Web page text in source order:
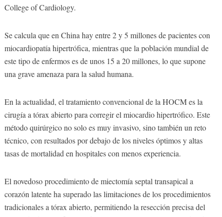
College of Cardiology.
Se calcula que en China hay entre 2 y 5 millones de pacientes con
miocardiopatía hipertrófica, mientras que la población mundial de
este tipo de enfermos es de unos 15 a 20 millones, lo que supone
una grave amenaza para la salud humana.
En la actualidad, el tratamiento convencional de la HOCM es la
cirugía a tórax abierto para corregir el miocardio hipertrófico. Este
método quirúrgico no solo es muy invasivo, sino también un reto
técnico, con resultados por debajo de los niveles óptimos y altas
tasas de mortalidad en hospitales con menos experiencia.
El novedoso procedimiento de miectomía septal transapical a
corazón latente ha superado las limitaciones de los procedimientos
tradicionales a tórax abierto, permitiendo la resección precisa del